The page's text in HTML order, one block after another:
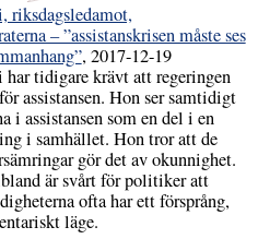
riksdagsledamot,
– ”assistanskrisen måste ses
, 2017-12-19
tidigare krävt att regeringen
assistansen. Hon ser samtidigt
i assistansen som en del i en
i samhället. Hon tror att de
gör det av okunnighet.
är svårt för politiker att
ofta har ett försprång,
läge.